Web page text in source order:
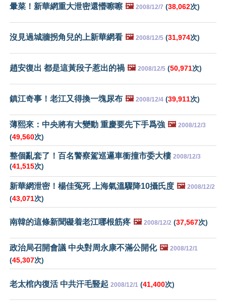
暈菜！新華網重大泄密還懵嚓嚓 🖼️ 2008/12/7 (38,062次)
沒見過城牆拐角兒的上新華網看 🖼️ 2008/12/5 (31,974次)
趙安復出 都是這黃段子惹出的禍 🖼️ 2008/12/5 (50,971次)
鎮江奇事！老江又得換一塊尿布 🖼️ 2008/12/4 (39,911次)
薄熙來：中央將有大變動 重慶要先下手爲強 🖼️ 2008/12/3
(49,560次)
整個亂套了！百名警察駕巡邏車衝撞市委大樓 2008/12/3
(41,515次)
新華網泄密！楊佳冤死 上海氣溫驟降10攝氏度 🖼️ 2008/12/2
(43,071次)
南韓的這條新聞礙着老江哪根筋疼 🖼️ 2008/12/2 (37,567次)
政治局召開會議 中央對周永康不滿公開化 🖼️ 2008/12/1
(45,307次)
老太棺內復活 中共汗毛豎起 2008/12/1 (41,400次)